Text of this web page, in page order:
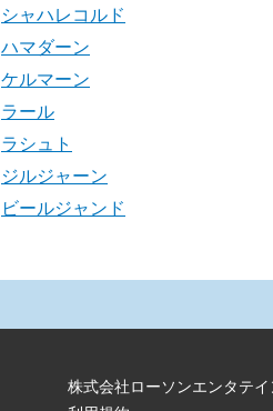
シャハレコルド
ハマダーン
ケルマーン
ラール
ラシュト
ジルジャーン
ビールジャンド
株式会社ローソンエンタテイ